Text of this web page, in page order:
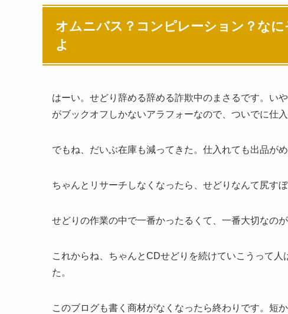
オムニバス？コンピレーション？な
よ
はーい。せどり辞める辞める詐欺中のまさるです。い
がブックオフしかないアラフォーなので、ついでに仕入
でもね、だいぶ在庫も減ってきた。仕入れても出品が
ちゃんとリサーチしなくなったら、せどりなんて尻す
せどりの作業の中で一番かったるくて、一番大切なのが
これからね、ちゃんとCDせどりを続けていこうって
た。
このブログも書く商材がなくなったら終わりです。短